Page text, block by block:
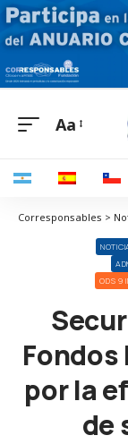
Aa
ODS 9
Fondos
por la
de